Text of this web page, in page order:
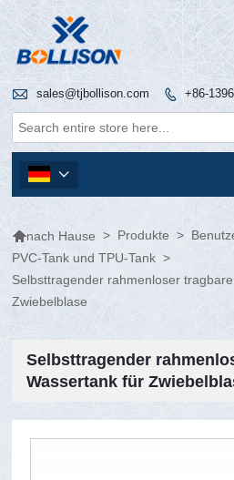
 sales@tjbollison.com  +86-

nach Hause > Produkte >
PVC-Tank und TPU-Tank >
Selbsttragender rahmenloser
Zwiebelblase
Selbsttragender
Wassertank für